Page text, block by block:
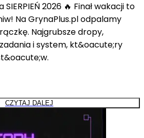
2026 🔥 Finał wakacji to
Na GrynaPlus.pl odpalamy
Najgrubsze dropy,
i system, kt&oacute;ry
CZYTAJ DALEJ